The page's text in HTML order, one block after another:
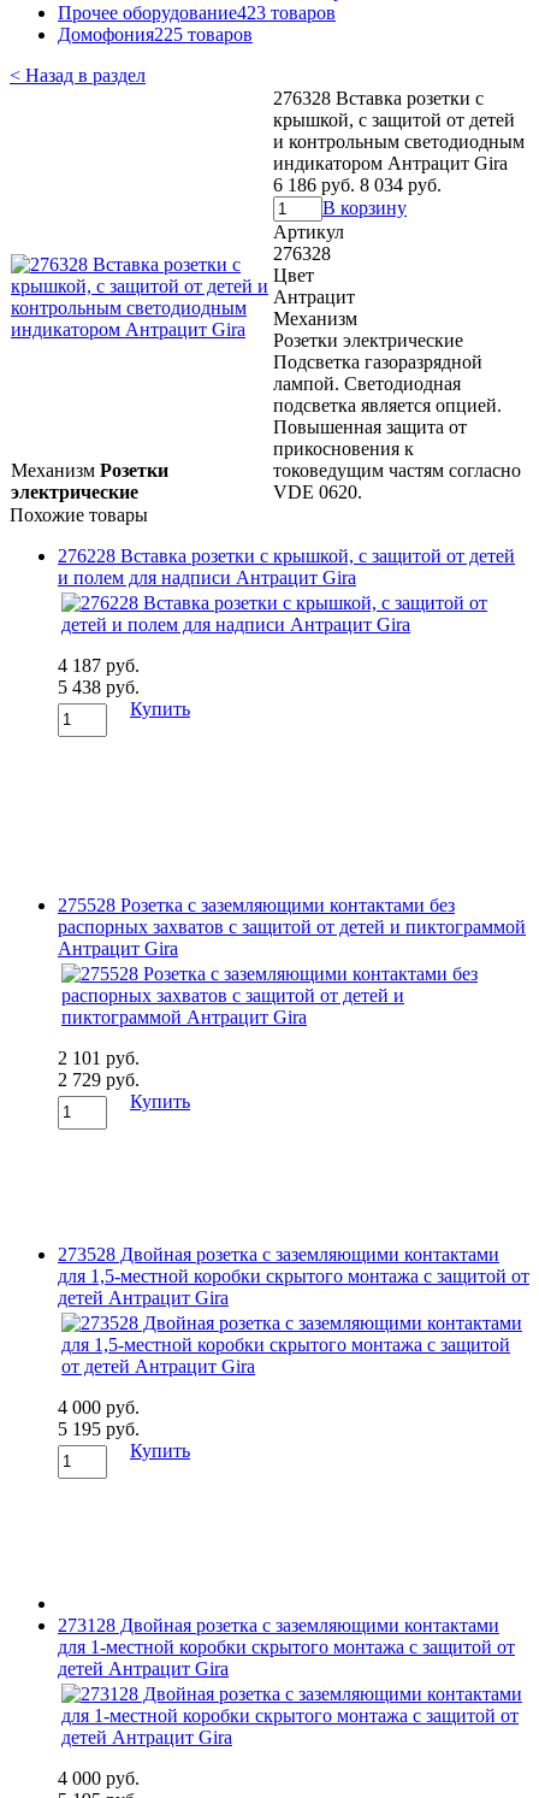
Прочее оборудование423 товаров
Домофония225 товаров
< Назад в раздел
276328 Вставка розетки с
крышкой, с защитой от детей
и контрольным светодиодным
индикатором Антрацит Gira
6 186 руб. 8 034 руб.
В корзину
Артикул
276328
Цвет
Антрацит
Механизм
Розетки электрические
Подсветка газоразрядной
лампой. Светодиодная
подсветка является опцией.
Повышенная защита от
прикосновения к
токоведущим частям согласно
VDE 0620.
Механизм Розетки
электрические
Похожие товары
276228 Вставка розетки с крышкой, с защитой от детей
и полем для надписи Антрацит Gira
4 187 руб.
5 438 руб.
Купить
275528 Розетка с заземляющими контактами без
распорных захватов с защитой от детей и пиктограммой
Антрацит Gira
2 101 руб.
2 729 руб.
Купить
273528 Двойная розетка с заземляющими контактами
для 1,5-местной коробки скрытого монтажа с защитой от
детей Антрацит Gira
4 000 руб.
5 195 руб.
Купить
273128 Двойная розетка с заземляющими контактами
для 1-местной коробки скрытого монтажа с защитой от
детей Антрацит Gira
4 000 руб.